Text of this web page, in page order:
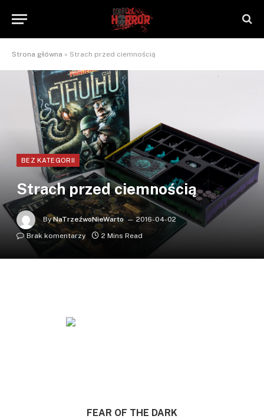
Strona główna » Strach przed ciemnością
BEZ KATEGORII
Strach przed ciemnością
By NaTrzeźwoNieWarto
2016-04-02
Brak komentarzy
2 Mins Read
FEAR OF THE DARK